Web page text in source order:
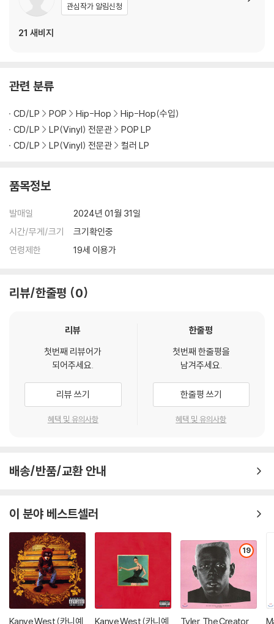
관심작가 알림신청
21 새비지
관련 분류
CD/LP POP Hip-Hop
Hip-Hop(수입)
CD/LP
LP(Vinyl) 전문관
POP LP
CD/LP
LP(Vinyl) 전문관 컬러 LP
품목정보
발매일
2024년 01월 31일
시간/무게/크기
크기확인중
연령제한
19세 이용가
리뷰/한줄평 0
리뷰
첫번째 리뷰어가
되어주세요.
리뷰 쓰기
혜택 및 유의사항
한줄평
첫번째 한줄평을
남겨주세요.
한줄평 쓰기
혜택 및 유의사항
배송/반품/교환 안내
이 분야 베스트셀러
Kanye West (카니예
Kanye West (카니예
19
Tyler, The Creator